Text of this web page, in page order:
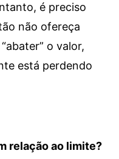
é preciso
não ofereça
o valor,
está perdendo
relação ao limite?